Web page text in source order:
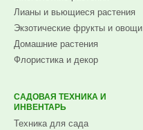
Лианы и вьющиеся растения
Экзотические фрукты и овощи
Домашние растения
Флористика и декор
САДОВАЯ ТЕХНИКА И
ИНВЕНТАРЬ
Техника для сада